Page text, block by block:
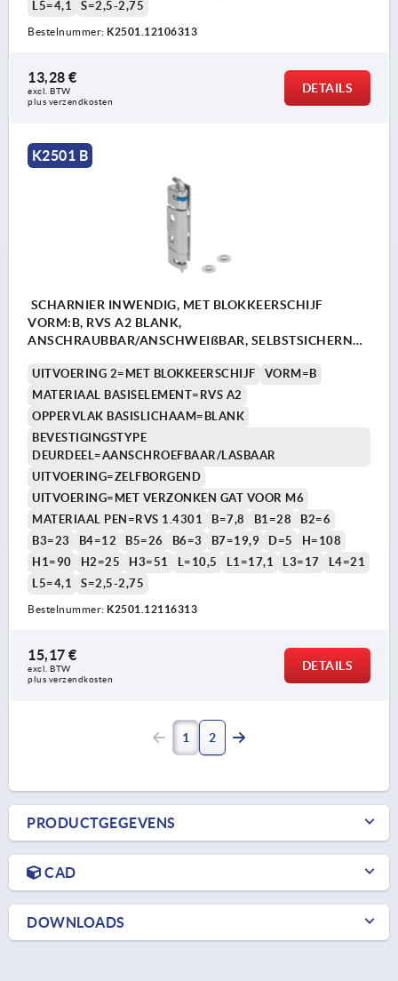
L5=4,1
S=2,5-2,75
Bestelnummer: K2501.12106313
13,28 €
excl. BTW
plus verzendkosten
DETAILS
K2501 B
SCHARNIER INWENDIG, MET BLOKKEERSCHIJF
VORM:B, RVS A2 BLANK,
ANSCHRAUBBAR/ANSCHWEIßBAR, SELBSTSICHERND,
UITVOERING 2=MET BLOKKEERSCHIJF
VORM=B
MATERIAAL BASISELEMENT=RVS A2
OPPERVLAK BASISLICHAAM=BLANK
BEVESTIGINGSTYPE
DEURDEEL=AANSCHROEFBAAR/LASBAAR
UITVOERING=ZELFBORGEND
UITVOERING=MET VERZONKEN GAT VOOR M6
MATERIAAL PEN=RVS 1.4301
B=7,8 B1=28
B2=6
B3=23
B4=12 B5=26 B6=3 B7=19,9 D=5
H=108
H1=90
H2=25 H3=51 L=10,5 L1=17,1 L3=17
L4=21
L5=4,1
S=2,5-2,75
Bestelnummer: K2501.12116313
15,17 €
excl. BTW
plus verzendkosten
DETAILS
1 2
PRODUCTGEGEVENS
CAD
DOWNLOADS